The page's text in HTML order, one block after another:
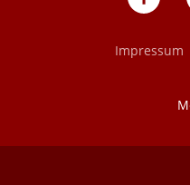
Impressum